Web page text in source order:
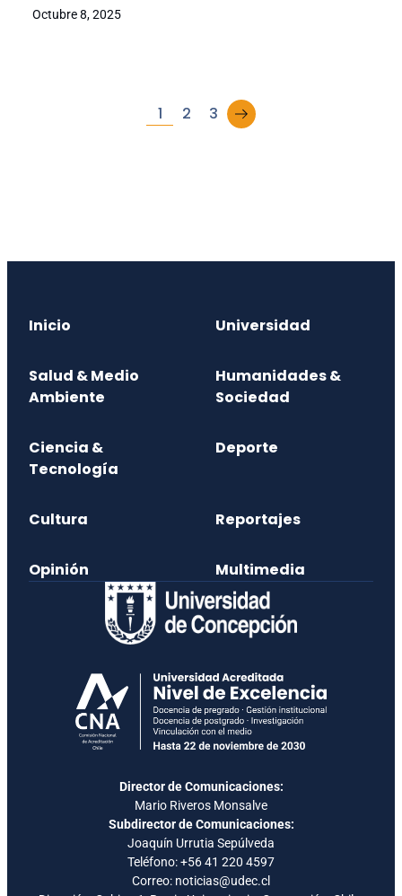
Octubre 8, 2025
1 2 3 →
Inicio Universidad
Salud & Medio
Ambiente
Humanidades &
Sociedad
Ciencia &
Tecnología
Deporte
Cultura Reportajes
Opinión Multimedia
Director de Comunicaciones:
Mario Riveros Monsalve
Subdirector de Comunicaciones:
Joaquín Urrutia Sepúlveda
Teléfono:+56 41 220 4597
Correo: noticias@udec.cl